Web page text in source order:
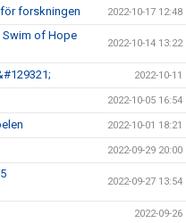
forskningen 2022-10-17 12:48
Swim of Hope
2022-10-14 13:22
2022-10-11
2022-10-05 16:54
2022-10-01 18:21
2022-09-29 20:00
2022-09-27 13:54
2022-09-26